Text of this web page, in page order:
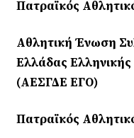
Πατραϊκός
Αθλητική Ένωση
Ελλάδας
(ΑΕΣΓΔΕ ΕΓΟ)
Πατραϊκός